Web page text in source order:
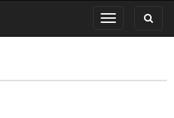
Toggle
navigation